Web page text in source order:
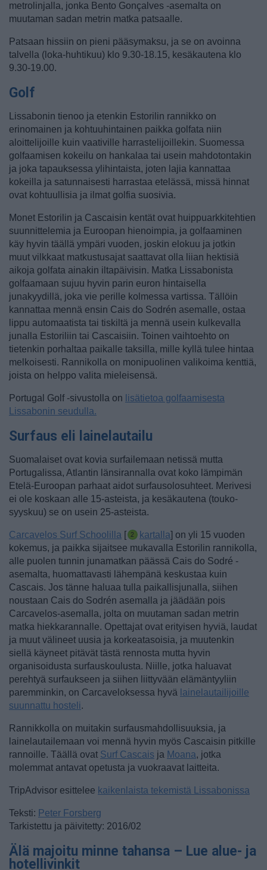
metrolinjalla, jonka Bento Gonçalves -asemalta on
muutaman sadan metrin matka patsaalle.
Patsaan hissiin on pieni pääsymaksu, ja se on avoinna
talvella (loka-huhtikuu) klo 9.30-18.15, kesäkautena klo
9.30-19.00.
Golf
Lissabonin tienoo ja etenkin Estorilin rannikko on
erinomainen ja kohtuuhintainen paikka golfata niin
aloittelijoille kuin vaativille harrastelijoillekin. Suomessa
golfaamisen kokeilu on hankalaa tai usein mahdotontakin
ja joka tapauksessa ylihintaista, joten lajia kannattaa
kokeilla ja satunnaisesti harrastaa etelässä, missä hinnat
ovat kohtuullisia ja ilmat golfia suosivia.
Monet Estorilin ja Cascaisin kentät ovat huippuarkkitehtien
suunnittelemia ja Euroopan hienoimpia, ja golfaaminen
käy hyvin täällä ympäri vuoden, joskin elokuu ja jotkin
muut vilkkaat matkustusajat saattavat olla liian hektisiä
aikoja golfata ainakin iltapäivisin. Matka Lissabonista
golfaamaan sujuu hyvin parin euron hintaisella
junakyydillä, joka vie perille kolmessa vartissa. Tällöin
kannattaa mennä ensin Cais do Sodrén asemalle, ostaa
lippu automaatista tai tiskiltä ja mennä usein kulkevalla
junalla Estoriliin tai Cascaisiin. Toinen vaihtoehto on
tietenkin porhaltaa paikalle taksilla, mille kyllä tulee hintaa
melkoisesti. Rannikolla on monipuolinen valikoima kenttiä,
joista on helppo valita mieleisensä.
Portugal Golf -sivustolla on lisätietoa golfaamisesta
Lissabonin seudulla.
Surfaus eli lainelautailu
Suomalaiset ovat kovia surfailemaan netissä mutta
Portugalissa, Atlantin länsirannalla ovat koko lämpimän
Etelä-Euroopan parhaat aidot surfausolosuhteet. Merivesi
ei ole koskaan alle 15-asteista, ja kesäkautena (touko-
syyskuu) se on usein 25-asteista.
Carcavelos Surf Schoolilla [ kartalla] on yli 15 vuoden
kokemus, ja paikka sijaitsee mukavalla Estorilin rannikolla,
alle puolen tunnin junamatkan päässä Cais do Sodré -
asemalta, huomattavasti lähempänä keskustaa kuin
Cascais. Jos tänne haluaa tulla paikallisjunalla, siihen
noustaan Cais do Sodrén asemalla ja jäädään pois
Carcavelos-asemalla, jolta on muutaman sadan metrin
matka hiekkarannalle. Opettajat ovat erityisen hyviä, laudat
ja muut välineet uusia ja korkeatasoisia, ja muutenkin
siellä käyneet pitävät tästä rennosta mutta hyvin
organisoidusta surfauskoulusta. Niille, jotka haluavat
perehtyä surfaukseen ja siihen liittyvään elämäntyyliin
paremminkin, on Carcaveloksessa hyvä lainelautailijoille
suunnattu hosteli.
Rannikkolla on muitakin surfausmahdollisuuksia, ja
lainelautailemaan voi mennä hyvin myös Cascaisin pitkille
rannoille. Täällä ovat Surf Cascais ja Moana, jotka
molemmat antavat opetusta ja vuokraavat laitteita.
TripAdvisor esittelee kaikenlaista tekemistä Lissabonissa
Teksti: Peter Forsberg
Tarkistettu ja päivitetty: 2016/02
Älä majoitu minne tahansa – Lue alue- ja
hotellivinkit